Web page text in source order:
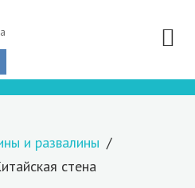
и развалины
стена